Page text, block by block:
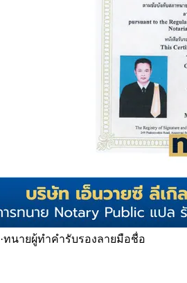
·ทนายผู้ทำคำรับรองลายมือชื่อ